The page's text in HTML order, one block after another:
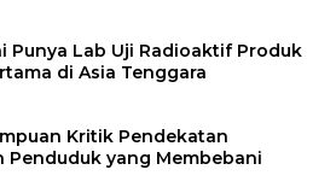
Punya Lab Uji Radioaktif Produk
di Asia Tenggara
Kritik Pendekatan
Penduduk yang Membebani